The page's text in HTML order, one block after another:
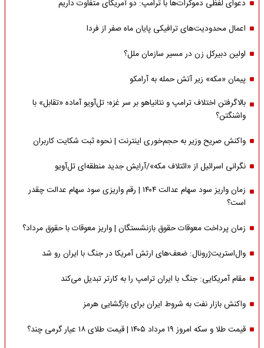
دعوای لفظی دموکرات‌ها با ترامپ: دو آمریکای متفاوت داریم
اعمال محدودیت‌های ترافیکی پایان ماه صفر از فردا
اولین دبیرکل زن در مسیر سازمان‌ ملل؟
پیمان «مکه» زیر آتش حمله به آرامکو
بالاگرفتن اختلاف ترامپ و نتانیاهو بر سر غزه؛ تل‌آویو آماده «تقابل» با
واشنگتن؟
واکنش صریح وزیر به حجم‌خوری اینترنت | نحوه ثبت شکایت کاربران
نگرانی اسرائیل از «ائتلاف مکه»/آرایش جدید منطقه‌ای تل‌آویو
زمان واریز سود سهام عدالت ۱۴۰۴ | رقم واریزی سود سهام عدالت چقدر
است؟
زمان پرداخت معوقات حقوق بازنشستگان | واریز معوقات با حقوق مرداد؟
وال‌استریت‌ژرونال: ضعف‌های ارتش آمریکا در جنگ با ایران رو شد
مقام آمریکایی: جنگ با ایران ترامپ را به کارتر تبدیل می‌کند
واکنش بازار نفت به شروط ایران برای بازگشایی هرمز
قیمت طلا و سکه امروز ۱۹ مرداد ۱۴۰۵ | قیمت طلای ۱۸ عیار گرمی چند؟